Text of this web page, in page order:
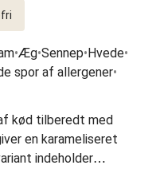
•Æg•Sennep•Hvede•
spor af allergener•
kød tilberedt med
en karameliseret
indeholder